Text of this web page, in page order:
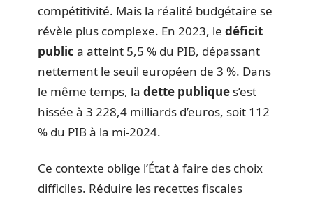
compétitivité. Mais la réalité budgétaire se
révèle plus complexe. En 2023, le déficit
public a atteint 5,5 % du PIB, dépassant
nettement le seuil européen de 3 %. Dans
le même temps, la dette publique s’est
hissée à 3 228,4 milliards d’euros, soit 112
% du PIB à la mi-2024.
Ce contexte oblige l’État à faire des choix
difficiles. Réduire les recettes fiscales